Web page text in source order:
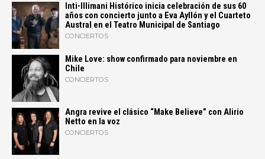
Inti-Illimani Histórico inicia celebración de sus 60
años con concierto junto a Eva Ayllón y el Cuarteto
Austral en el Teatro Municipal de Santiago
CONCIERTOS
Mike Love: show confirmado para noviembre en
Chile
CONCIERTOS
Angra revive el clásico “Make Believe” con Alirio
Netto en la voz
CONCIERTOS